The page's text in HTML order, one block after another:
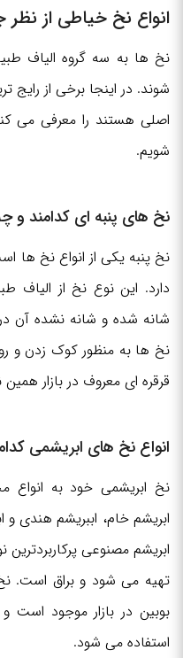
انواع نخ خیاطی از
نخ ها به سه گروه الیاف
شوند. در اینجا برخی از
اصلی هستند را معرفی می
شویم.
نخ های پنبه ای کدامند و
نخ پنبه یکی از انواع نخ ها
دارد. این نوع نخ از
شانه شده و شانه نشده آن
نخ ها به منظور کوک زدن و
قرقره ای معروف در بازار
انواع نخ های ابریشمی
نخ ابریشمی خود به انواع
ابریشم خام، اببریشم هندی
ابریشم مصنوعی
تهیه می شود و براق است.
بوبین در بازار موجود است
استفاده می شود.